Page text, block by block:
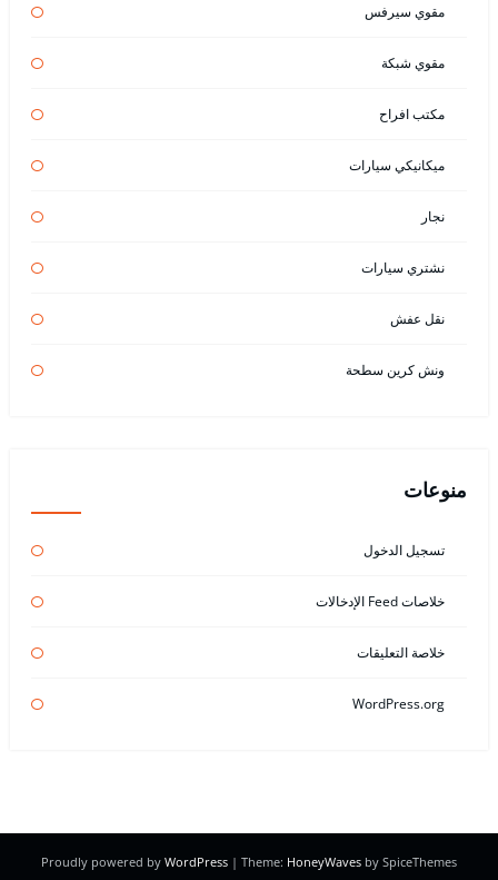
مقوي سيرفس
مقوي شبكة
مكتب افراح
ميكانيكي سيارات
نجار
نشتري سيارات
نقل عفش
ونش كرين سطحة
منوعات
تسجيل الدخول
خلاصات Feed الإدخالات
خلاصة التعليقات
WordPress.org
Proudly powered by WordPress | Theme: HoneyWaves by SpiceThemes